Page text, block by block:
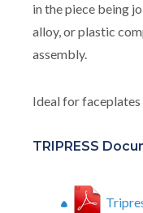
in the piece being
alloy, or plastic
assembly.
Ideal for faceplates
TRIPRESS